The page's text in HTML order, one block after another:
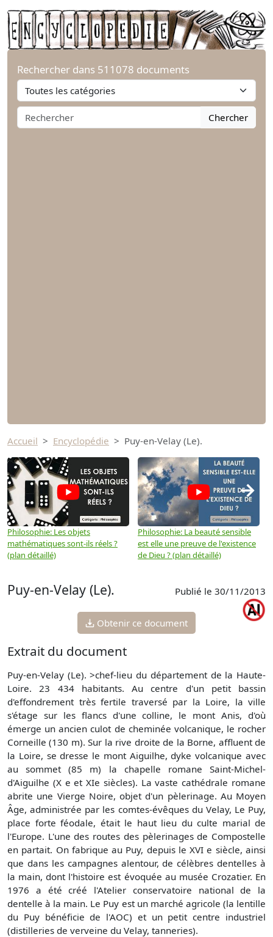
Rechercher dans 511078 documents
Chercher
Accueil Encyclopédie Puy-en-Velay (Le).
Philosophie: Les objets
mathématiques sont-ils réels ?
(plan détaillé)
Philosophie: La beauté sensible
est elle une preuve de l'existence
de Dieu ? (plan détaillé)
→
Puy-en-Velay (Le). Publié le 30/11/2013
Obtenir ce document
Extrait du document
Puy-en-Velay (Le). >chef-lieu du département de la Haute-
Loire. 23 434 habitants. Au centre d'un petit bassin
d'effondrement très fertile traversé par la Loire, la ville
s'étage sur les flancs d'une colline, le mont Anis, d'où
émerge un ancien culot de cheminée volcanique, le rocher
Corneille (130 m). Sur la rive droite de la Borne, affluent de
la Loire, se dresse le mont Aiguilhe, dyke volcanique avec
au sommet (85 m) la chapelle romane Saint-Michel-
d'Aiguilhe (X e et XIe siècles). La vaste cathédrale romane
abrite une Vierge Noire, objet d'un pèlerinage. Au Moyen
Âge, administrée par les comtes-évêques du Velay, Le Puy,
place forte féodale, était le haut lieu du culte marial de
l'Europe. L'une des routes des pèlerinages de Compostelle
en partait. On fabrique au Puy, depuis le XVI e siècle, ainsi
que dans les campagnes alentour, de célèbres dentelles à
la main, dont l'histoire est évoquée au musée Crozatier. En
1976 a été créé l'Atelier conservatoire national de la
dentelle à la main. Le Puy est un marché agricole (la lentille
du Puy bénéficie de l'AOC) et un petit centre industriel
(distilleries de verveine du Velay, tanneries).